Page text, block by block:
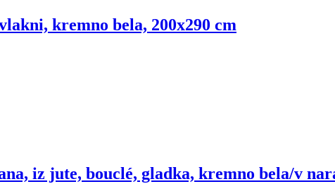
kremno bela, 200x290 cm
iz jute, bouclé, gladka, kremno bela/v